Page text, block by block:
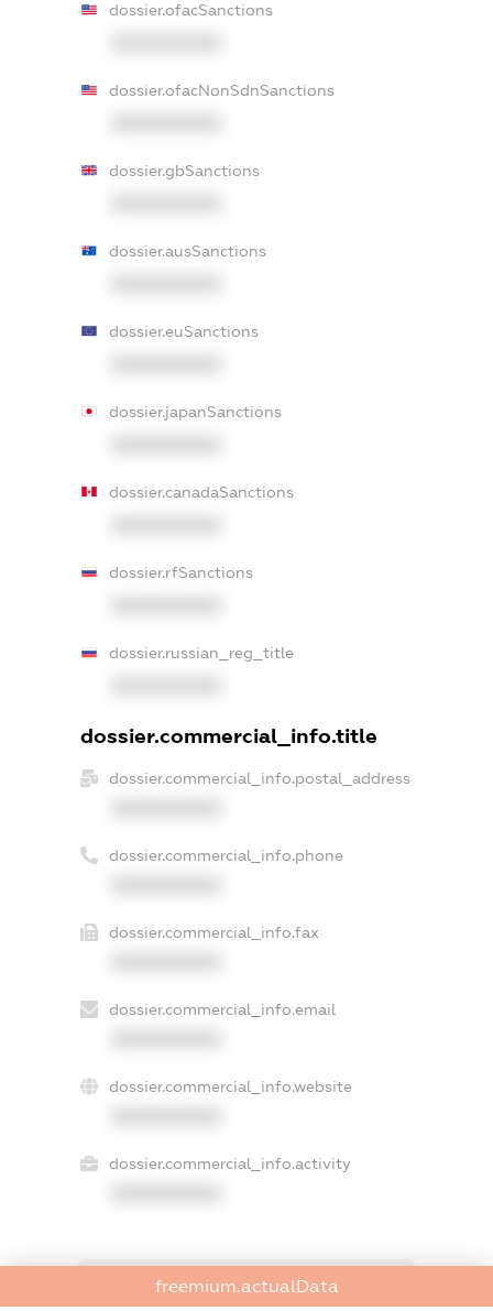
dossier.ofacSanctions
dossier.ofacNonSdnSanctions
dossier.gbSanctions
dossier.ausSanctions
dossier.euSanctions
dossier.japanSanctions
dossier.canadaSanctions
dossier.rfSanctions
dossier.russian_reg_title
dossier.commercial_info.title
dossier.commercial_info.postal_address
dossier.commercial_info.phone
dossier.commercial_info.fax
dossier.commercial_info.email
dossier.commercial_info.website
dossier.commercial_info.activity
freemium.exampleText_1
freemium.actualData